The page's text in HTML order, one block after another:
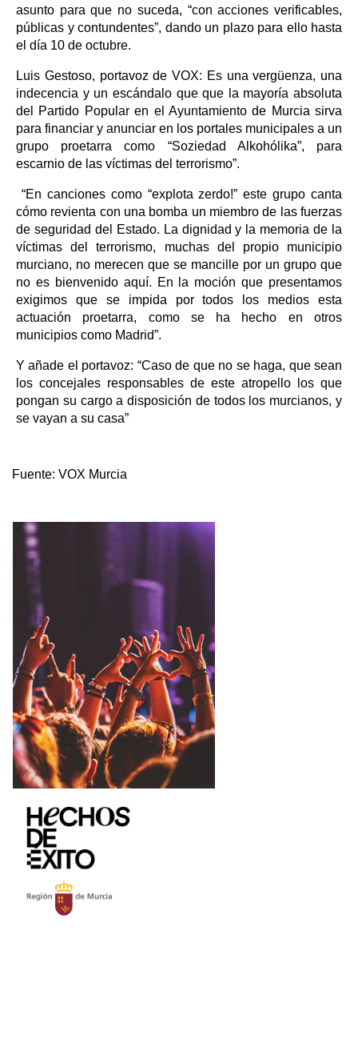
asunto para que no suceda, “con acciones verificables,
públicas y contundentes”, dando un plazo para ello hasta
el día 10 de octubre.
Luis Gestoso, portavoz de VOX: Es una vergüenza, una
indecencia y un escándalo que que la mayoría absoluta
del Partido Popular en el Ayuntamiento de Murcia sirva
para financiar y anunciar en los portales municipales a un
grupo proetarra como “Soziedad Alkohólika”, para
escarnio de las víctimas del terrorismo”.
“En canciones como “explota zerdo!” este grupo canta
cómo revienta con una bomba un miembro de las fuerzas
de seguridad del Estado. La dignidad y la memoria de la
víctimas del terrorismo, muchas del propio municipio
murciano, no merecen que se mancille por un grupo que
no es bienvenido aquí. En la moción que presentamos
exigimos que se impida por todos los medios esta
actuación proetarra, como se ha hecho en otros
municipios como Madrid”.
Y añade el portavoz: “Caso de que no se haga, que sean
los concejales responsables de este atropello los que
pongan su cargo a disposición de todos los murcianos, y
se vayan a su casa”
Fuente: VOX Murcia